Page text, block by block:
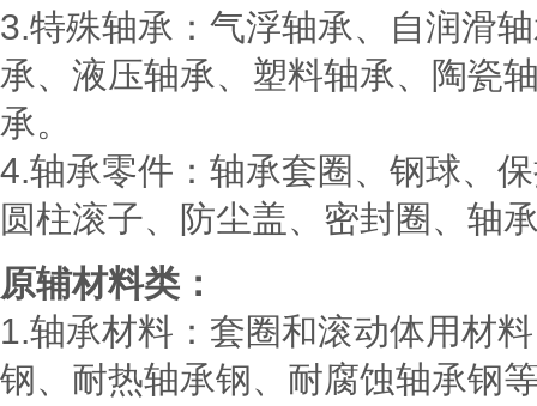
3.特殊轴承：气浮轴承、自润滑
承、液压轴承、塑料轴承、陶瓷
承。
4.轴承零件：轴承套圈、钢球、
圆柱滚子、防尘盖、密封圈、轴
原辅材料类：
1.轴承材料：套圈和滚动体用材
钢、耐热轴承钢、耐腐蚀轴承钢